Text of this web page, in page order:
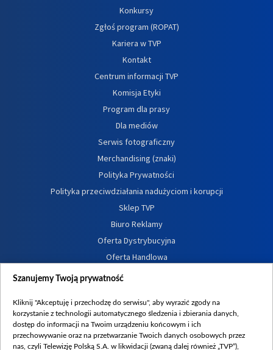
Konkursy
Zgłoś program (ROPAT)
Kariera w TVP
Kontakt
Centrum informacji TVP
Komisja Etyki
Program dla prasy
Dla mediów
Serwis fotograficzny
Merchandising (znaki)
Polityka Prywatności
Polityka przeciwdziałania nadużyciom i korupcji
Sklep TVP
Biuro Reklamy
Oferta Dystrybucyjna
Oferta Handlowa
Dostępność
Procedura zgłoszeń wewnętrznych
Szanujemy Twoją prywatność
Kliknij "Akceptuję i przechodzę do serwisu", aby wyrazić zgody na
korzystanie z technologii automatycznego śledzenia i zbierania danych,
dostęp do informacji na Twoim urządzeniu końcowym i ich
przechowywanie oraz na przetwarzanie Twoich danych osobowych przez
nas, czyli Telewizję Polską S.A. w likwidacji (zwaną dalej również „TVP”),